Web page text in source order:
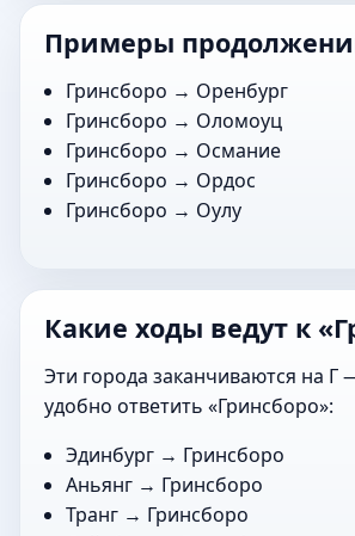
Примеры
Гринсборо → Оренбург
Гринсборо → Оломоуц
Гринсборо → Османие
Гринсборо → Ордос
Гринсборо → Оулу
Какие ходы ведут к
Эти города заканчиваются на Г
удобно ответить «Гринсборо»:
Эдинбург → Гринсборо
Аньянг → Гринсборо
Транг → Гринсборо